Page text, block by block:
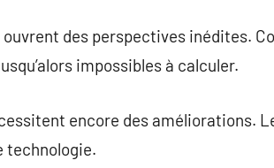
des perspectives inédites.
impossibles à calculer.
encore des améliorations.
technologie.